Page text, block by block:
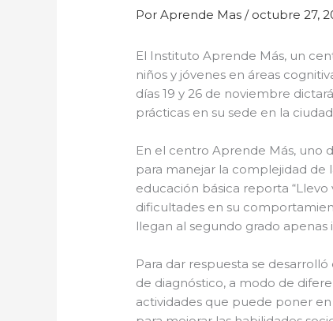
PorAprende Mas/ octubre 27,
El Instituto Aprende Más, un
niños y jóvenes en áreas
días 19 y 26 de noviembre
prácticas en su sede en la
En el centro Aprende Más, uno
para manejar la complejidad de
educación básica reporta
dificultades en su
llegan al segundo grado apenas
Para dar respuesta se
de diagnóstico, a modo de
actividades que puede poner